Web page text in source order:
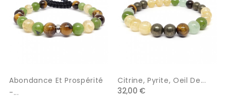
Abondance Et Prospérité
-...
Citrine, Pyrite, Oeil De...
32,00 €